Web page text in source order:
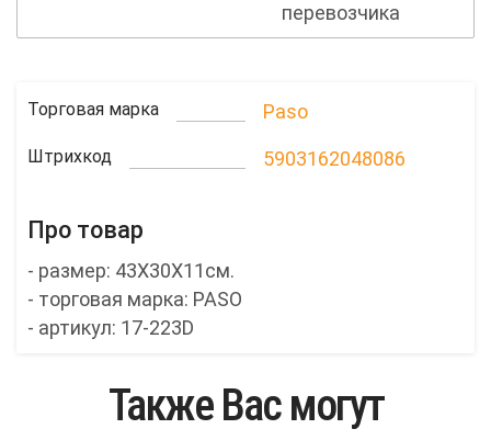
перевозчика
Торговая марка Paso
Штрихкод 5903162048086
Про товар
- размер: 43Х30Х11см.
- торговая марка: PASO
- артикул: 17-223D
Также Вас могут